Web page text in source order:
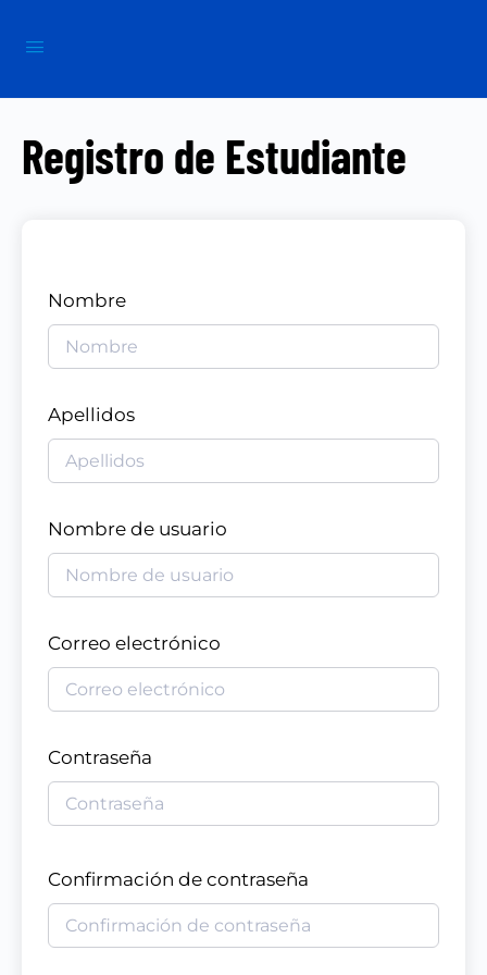
Registro de Estudiante
Nombre
Apellidos
Nombre de usuario
Correo electrónico
Contraseña
Confirmación de contraseña